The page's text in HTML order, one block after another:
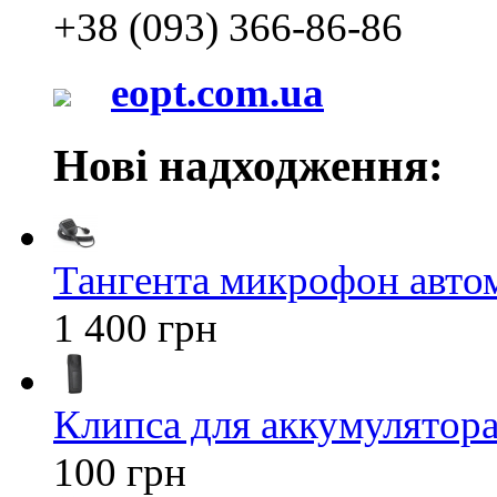
+38 (093) 366-86-86
eopt.com.ua
Нові надходження:
Тангента микрофон
1 400 грн
Клипса для
100 грн